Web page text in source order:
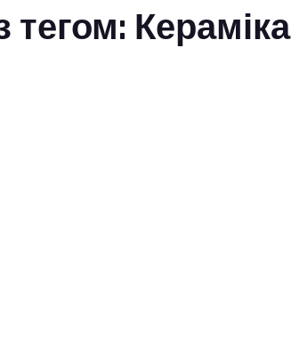
тегом: Кераміка